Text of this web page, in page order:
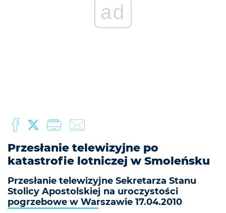
ad
Przesłanie telewizyjne po
katastrofie lotniczej w Smoleńsku
Przesłanie telewizyjne Sekretarza Stanu
Stolicy Apostolskiej na uroczystości
pogrzebowe w Warszawie 17.04.2010